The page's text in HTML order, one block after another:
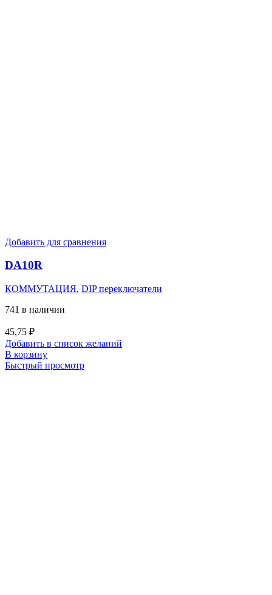
Добавить для сравнения
DA10R
КОММУТАЦИЯ, DIP переключатели
741 в наличии
45,75 ₽
Добавить в список желаний
В корзину
Быстрый просмотр